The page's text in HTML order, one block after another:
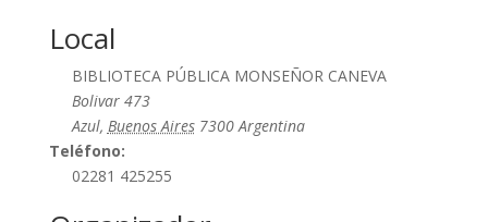
Local
BIBLIOTECA PÚBLICA MONSEÑOR CANEVA
Bolivar 473
Azul, Buenos Aires 7300 Argentina
Teléfono:
02281 425255